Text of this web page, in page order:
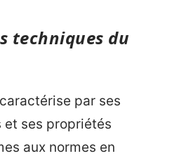
techniques du
par ses
et ses propriétés
aux normes en